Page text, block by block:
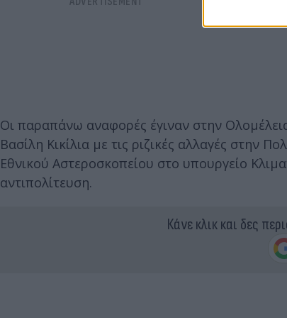
Οι παραπάνω αναφορές έγιναν στην
Βασίλη Κικίλια με τις ριζικές αλλαγές στην
Εθνικού Αστεροσκοπείου στο υπουργείο
αντιπολίτευση.
Κάνε κλικ και δες